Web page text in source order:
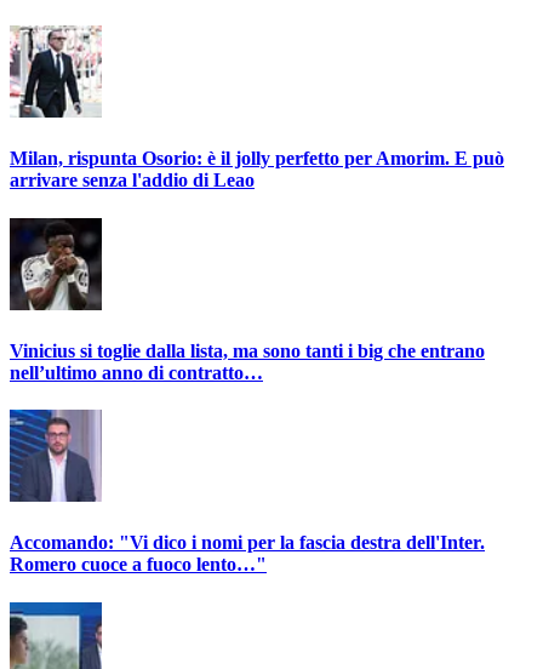
Milan, rispunta Osorio: è il jolly perfetto per Amorim. E può
arrivare senza l'addio di Leao
Vinicius si toglie dalla lista, ma sono tanti i big che entrano
nell’ultimo anno di contratto…
Accomando: "Vi dico i nomi per la fascia destra dell'Inter.
Romero cuoce a fuoco lento…"